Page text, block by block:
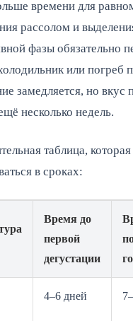
времени для
рассолом и
фазы обязательно
или погреб
замедляется, но вкус
несколько недель.
таблица,
в сроках:
Время до
первой
дегустации
4–6 дней